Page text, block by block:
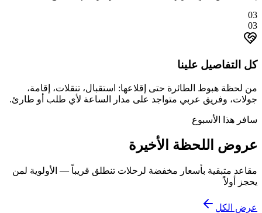
03
03
كل التفاصيل علينا
من لحظة هبوط الطائرة حتى إقلاعها: استقبال، تنقلات، إقامة،
جولات، وفريق عربي متواجد على مدار الساعة لأي طلب أو طارئ.
سافر هذا الأسبوع
عروض اللحظة الأخيرة
مقاعد متبقية بأسعار مخفضة لرحلات تنطلق قريباً — الأولوية لمن
يحجز أولاً
عرض الكل